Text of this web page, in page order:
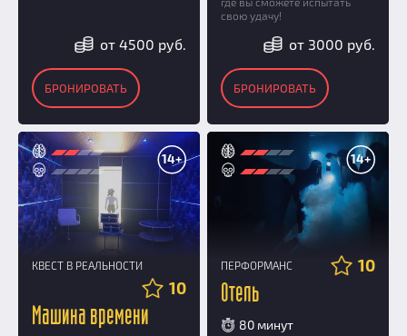
от 4500 руб.
БРОНИРОВАТЬ
свою удачу!
от 3000 руб.
БРОНИРОВАТЬ
14+
КВЕСТ В РЕАЛЬНОСТИ
10
Машина времени
14+
ПЕРФОРМАНС 10
Отель
80 минут